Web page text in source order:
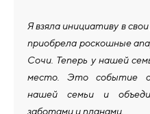
Я взяла инициативу в
приобрела роскошные
Сочи. Теперь у нашей
место. Это событие
нашей семьи и
заботами и планами.